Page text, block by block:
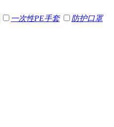
一次性PE手套 防护口罩